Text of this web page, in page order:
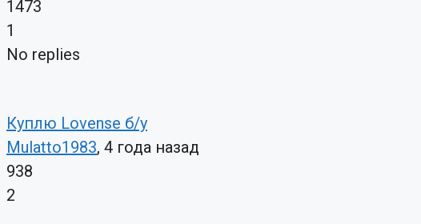
1473
1
No replies
Куплю Lovense б/у
Mulatto1983, 4 года назад
938
2